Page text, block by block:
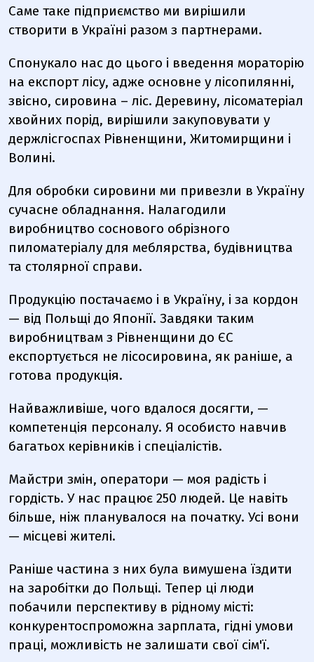
Саме таке підприємство ми вирішили
створити в Україні разом з партнерами.
Спонукало нас до цього і введення мораторію
на експорт лісу, адже основне у лісопилянні,
звісно, сировина – ліс. Деревину, лісоматеріал
хвойних порід, вирішили закуповувати у
держлісгоспах Рівненщини, Житомирщини і
Волині.
Для обробки сировини ми привезли в Україну
сучасне обладнання. Налагодили
виробництво соснового обрізного
пиломатеріалу для меблярства, будівництва
та столярної справи.
Продукцію постачаємо і в Україну, і за кордон
— від Польщі до Японії. Завдяки таким
виробництвам з Рівненщини до ЄС
експортується не лісосировина, як раніше, а
готова продукція.
Найважливіше, чого вдалося досягти, —
компетенція персоналу. Я особисто навчив
багатьох керівників і спеціалістів.
Майстри змін, оператори — моя радість і
гордість. У нас працює 250 людей. Це навіть
більше, ніж планувалося на початку. Усі вони
— місцеві жителі.
Раніше частина з них була вимушена їздити
на заробітки до Польщі. Тепер ці люди
побачили перспективу в рідному місті:
конкурентоспроможна зарплата, гідні умови
праці, можливість не залишати свої сім'ї.